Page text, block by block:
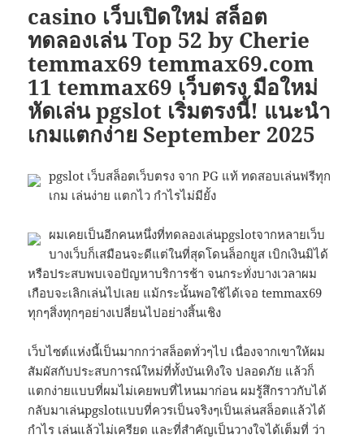
casino เว็บเปิดใหม่ สล็อต
ทดลองเล่น Top 52 by Cherie
temmax69 temmax69.com
11 temmax69 เว็บตรง มือใหม่
หัดเล่น pgslot เริ่มตรงนี้! แนะนำ
เกมแตกง่าย September 2025
pgslot เว็บสล็อตเว็บตรง จาก PG แท้ ทดสอบเล่นฟรีทุก
เกม เล่นง่าย แตกไว กำไรไม่มียั้ง
ผมเคยเป็นอีกคนหนึ่งที่ทดลองเล่นpgslotจากหลายเว็บ
บางเว็บก็เสมือนจะดีแต่ในที่สุดโดนล็อกยูส เบิกเงินมิได้
หรือประสบพบเจอปัญหาบริการช้า จนกระทั่งบางเวลาผม
เกือบจะเลิกเล่นไปเลย แม้กระนั้นพอใช้ได้เจอ temmax69
ทุกๆสิ่งทุกๆอย่างเปลี่ยนไปอย่างสิ้นเชิง
เว็บไซต์แห่งนี้เป็นมากกว่าสล็อตทั่วๆไป เนื่องจากเขาให้ผม
สัมผัสกับประสบการณ์ใหม่ที่ทั้งบันเทิงใจ ปลอดภัย แล้วก็
แตกง่ายแบบที่ผมไม่เคยพบที่ไหนมาก่อน ผมรู้สึกราวกับได้
กลับมาเล่นpgslotแบบที่ควรเป็นจริงๆเป็นเล่นสล็อตแล้วได้
กำไร เล่นแล้วไม่เครียด และที่สำคัญเป็นวางใจได้เต็มที่ ว่า